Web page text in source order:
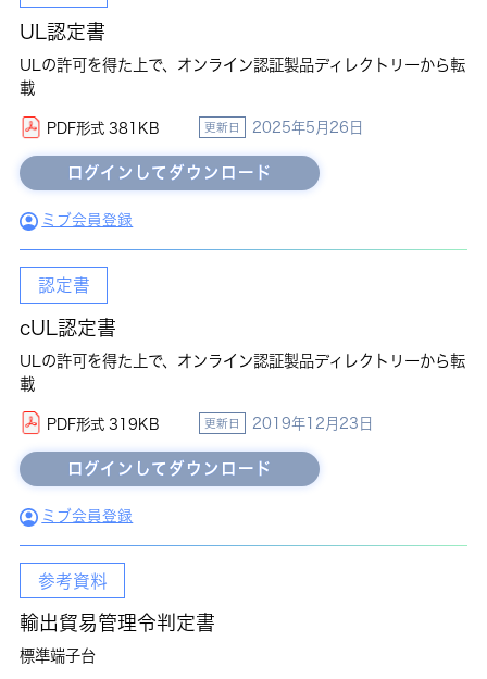
UL認定書
ULの許可を得た上で、オンライン認証製品ディレクトリーから転
載
PDF形式 381KB 更新日 2025年5月26日
ミブ会員登録
認定書
cUL認定書
ULの許可を得た上で、オンライン認証製品ディレクトリーから転
載
PDF形式 319KB 更新日 2019年12月23日
ミブ会員登録
参考資料
輸出貿易管理令判定書
標準端子台